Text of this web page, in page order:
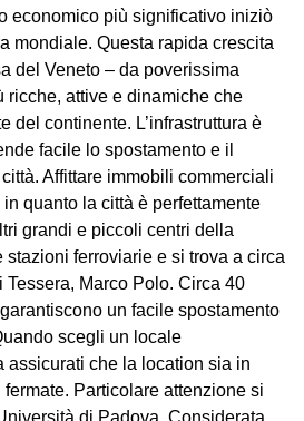
economico più significativo iniziò
mondiale. Questa rapida crescita
del Veneto – da poverissima
ricche, attive e dinamiche che
del continente. L’infrastruttura è
facile lo spostamento e il
Affittare immobili commerciali
quanto la città è perfettamente
grandi e piccoli centri della
stazioni ferroviarie e si trova a circa
Tessera, Marco Polo. Circa 40
un facile spostamento
scegli un locale
assicurati che la location sia in
Particolare attenzione si
di Padova. Considerata